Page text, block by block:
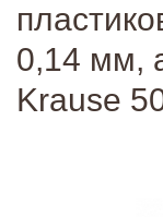
0,14 мм,
Krause